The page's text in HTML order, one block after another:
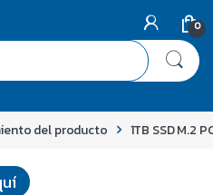
0
del producto 1TB SSD M.2